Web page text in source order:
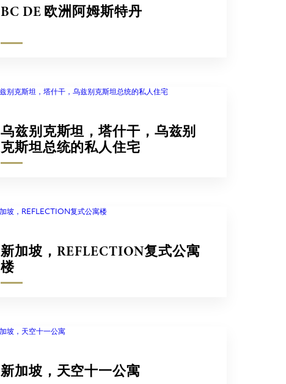
BC DE 欧洲阿姆斯特丹
乌兹别克斯坦，塔什干，乌兹别
克斯坦总统的私人住宅
新加坡，REFLECTION复式公寓
楼
新加坡，天空十一公寓